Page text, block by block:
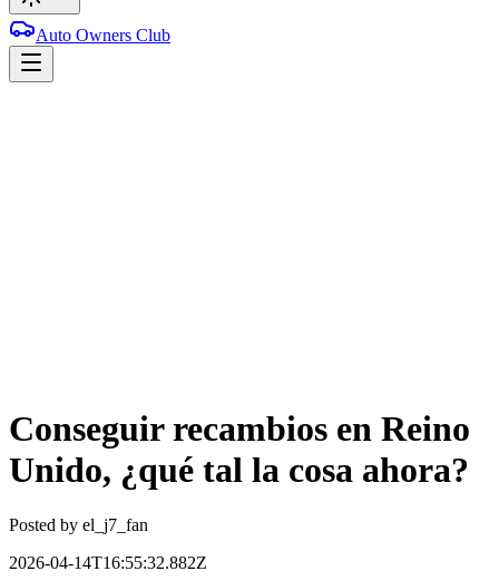
Auto Owners Club
Conseguir recambios en Reino
Unido, ¿qué tal la cosa ahora?
Posted by el_j7_fan
2026-04-14T16:55:32.882Z